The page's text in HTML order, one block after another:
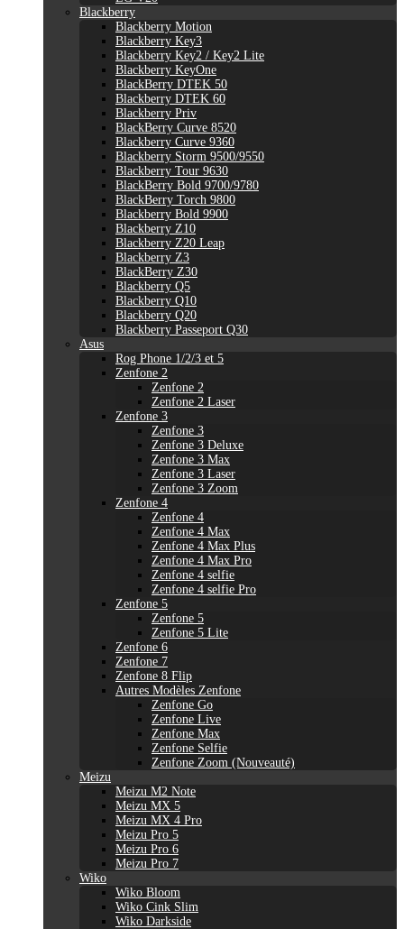
Blackberry
Blackberry Motion
Blackberry Key3
Blackberry Key2 / Key2 Lite
Blackberry KeyOne
BlackBerry DTEK 50
Blackberry DTEK 60
Blackberry Priv
BlackBerry Curve 8520
Blackberry Curve 9360
Blackberry Storm 9500/9550
Blackberry Tour 9630
BlackBerry Bold 9700/9780
BlackBerry Torch 9800
Blackberry Bold 9900
Blackberry Z10
Blackberry Z20 Leap
Blackberry Z3
BlackBerry Z30
Blackberry Q5
Blackberry Q10
Blackberry Q20
Blackberry Passeport Q30
Asus
Rog Phone 1/2/3 et 5
Zenfone 2
Zenfone 2
Zenfone 2 Laser
Zenfone 3
Zenfone 3
Zenfone 3 Deluxe
Zenfone 3 Max
Zenfone 3 Laser
Zenfone 3 Zoom
Zenfone 4
Zenfone 4
Zenfone 4 Max
Zenfone 4 Max Plus
Zenfone 4 Max Pro
Zenfone 4 selfie
Zenfone 4 selfie Pro
Zenfone 5
Zenfone 5
Zenfone 5 Lite
Zenfone 6
Zenfone 7
Zenfone 8 Flip
Autres Modèles Zenfone
Zenfone Go
Zenfone Live
Zenfone Max
Zenfone Selfie
Zenfone Zoom (Nouveauté)
Meizu
Meizu M2 Note
Meizu MX 5
Meizu MX 4 Pro
Meizu Pro 5
Meizu Pro 6
Meizu Pro 7
Wiko
Wiko Bloom
Wiko Cink Slim
Wiko Darkside